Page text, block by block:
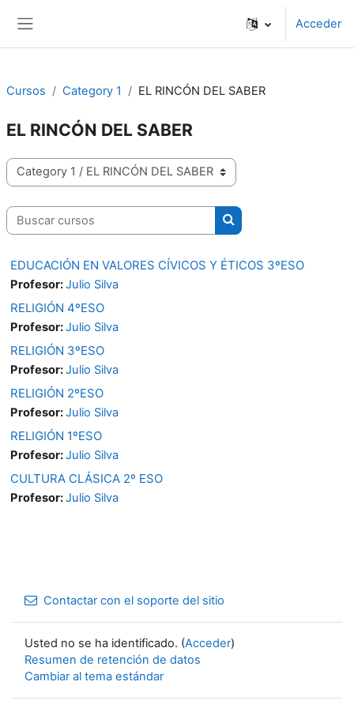
Acceder
Cursos Category 1 EL RINCÓN DEL SABER
EL RINCÓN DEL SABER
Categorías
Buscar cursos
Buscar cursos
EDUCACIÓN EN VALORES CÍVICOS Y ÉTICOS 3ºESO
Profesor:Julio Silva
RELIGIÓN 4ºESO
Profesor:Julio Silva
RELIGIÓN 3ºESO
Profesor:Julio Silva
RELIGIÓN 2ºESO
Profesor:Julio Silva
RELIGIÓN 1ºESO
Profesor:Julio Silva
CULTURA CLÁSICA 2º ESO
Profesor:Julio Silva
Contactar con el soporte del sitio
Usted no se ha identificado. (Acceder)
Resumen de retención de datos
Cambiar al tema estándar